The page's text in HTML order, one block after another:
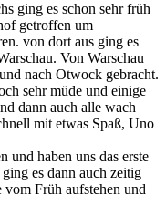
ging es schon sehr früh
getroffen um
von dort aus ging es
Von Warschau
nach Otwock gebracht.
sehr müde und einige
dann auch alle wach
mit etwas Spaß, Uno
haben uns das erste
es dann auch zeitig
Früh aufstehen und